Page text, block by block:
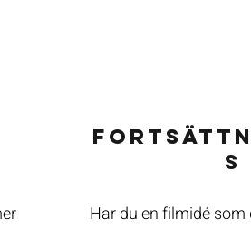
S
Har du en filmidé